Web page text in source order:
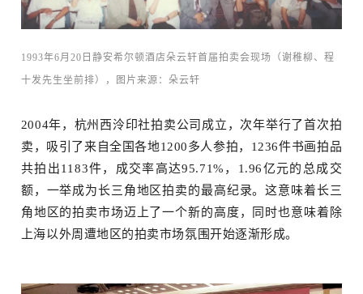
1993年6月20日静安希尔顿酒店朵云轩首届拍卖会现场（谢稚柳、程
十发先生坐前排），图片来源：朵云轩
2004年，杭州西泠印社拍卖公司成立，次年举行了首次拍
卖，吸引了来自全国各地1200多人参拍，1236件书画拍品
共拍出1183件，成交率高达95.71%，1.96亿元的总成交
额，一举成为长三角地区拍卖的最高纪录。这意味着长三
角地区的拍卖市场迈上了一个新的高度，同时也意味着除
上海以外周遭地区的拍卖市场氛围开始逐渐形成。